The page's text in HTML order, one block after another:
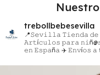
trebollbebesevilla
📍𝚂𝚎𝚟𝚒𝚕𝚕𝚊 𝚃𝚒𝚎𝚗𝚍𝚊
𝙰𝚛𝚝í𝚌𝚞𝚕𝚘𝚜 𝚙𝚊𝚛𝚊
𝚎𝚗 𝙴𝚜𝚙𝚊ñ𝚊 ✈️ 𝙴𝚗𝚟í𝚘𝚜